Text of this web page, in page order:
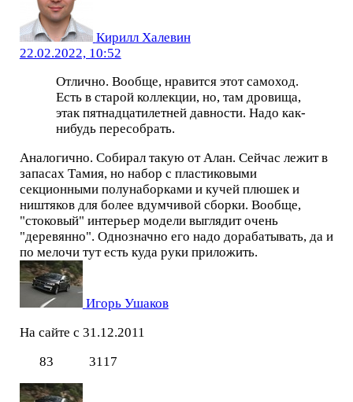
Кирилл Халевин
22.02.2022, 10:52
Отлично. Вообще, нравится этот самоход.
Есть в старой коллекции, но, там дровища,
этак пятнадцатилетней давности. Надо как-
нибудь пересобрать.
Аналогично. Собирал такую от Алан. Сейчас лежит в
запасах Тамия, но набор с пластиковыми
секционными полунаборками и кучей плюшек и
ништяков для более вдумчивой сборки. Вообще,
"стоковый" интерьер модели выглядит очень
"деревянно". Однозначно его надо дорабатывать, да и
по мелочи тут есть куда руки приложить.
Игорь Ушаков
На сайте с 31.12.2011
83
3117